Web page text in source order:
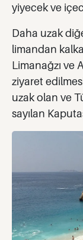
yiyecek ve
Daha uzak
limandan
Limanağzı ve
ziyaret
uzak olan ve
sayılan